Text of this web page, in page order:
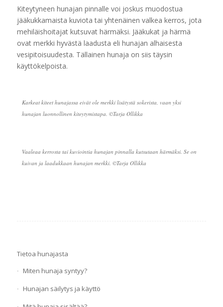
Kiteytyneen hunajan pinnalle voi joskus muodostua
jääkukkamaista kuviota tai yhtenäinen valkea kerros, jota
mehiläishoitajat kutsuvat härmäksi. Jääkukat ja härmä
ovat merkki hyvästä laadusta eli hunajan alhaisesta
vesipitoisuudesta. Tällainen hunaja on siis täysin
käyttökelpoista.
Karkeat kiteet hunajassa eivät ole merkki lisätystä sokerista, vaan yksi
hunajan luonnollinen kiteytymistapa. ©Tarja Ollikka
Vaaleaa kerrosta tai kuviointia hunajan pinnalla kutsutaan härmäksi. Se on
kuivan ja laadukkaan hunajan merkki. ©Tarja Ollikka
Tietoa hunajasta
Miten hunaja syntyy?
Hunajan säilytys ja käyttö